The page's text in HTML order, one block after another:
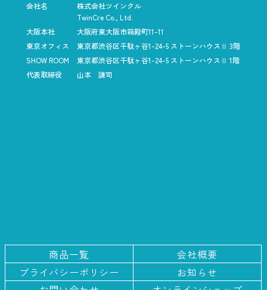
会社名
株式会社ツインクル
TwinCre Co., Ltd.
大阪本社
大阪府東大阪市箱殿町11-11
東京オフィス
東京都渋谷区千駄ヶ谷1-24-5 ストーンハウスⅡ 3階
SHOW ROOM
東京都渋谷区千駄ヶ谷1-24-5 ストーンハウスⅡ 1階
代表取締役
山本 謙司
商品一覧
会社概要
プライバシーポリシー
お知らせ